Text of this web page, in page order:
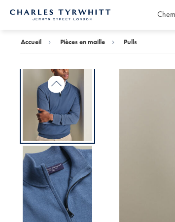
Accueil Pièces en maille Pulls